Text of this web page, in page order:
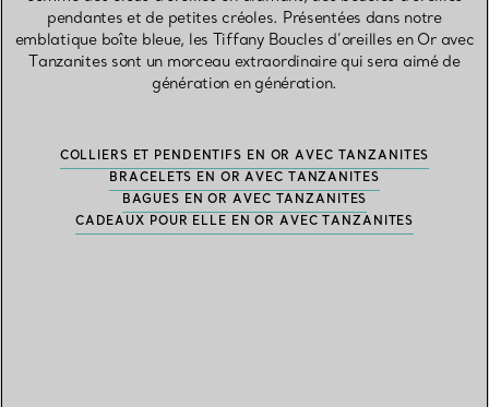
pendantes et de petites créoles. Présentées dans notre
emblatique boîte bleue, les Tiffany Boucles d’oreilles en Or avec
Tanzanites sont un morceau extraordinaire qui sera aimé de
génération en génération.
COLLIERS ET PENDENTIFS EN OR AVEC TANZANITES
BRACELETS EN OR AVEC TANZANITES
BAGUES EN OR AVEC TANZANITES
CADEAUX POUR ELLE EN OR AVEC TANZANITES